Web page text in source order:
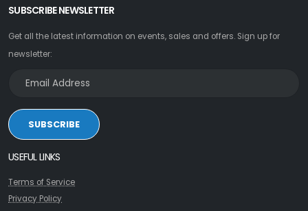
SUBSCRIBE NEWSLETTER
Get all the latest information on events, sales and offers. Sign up for
newsletter:
SUBSCRIBE
USEFUL LINKS
Terms of Service
Privacy Policy